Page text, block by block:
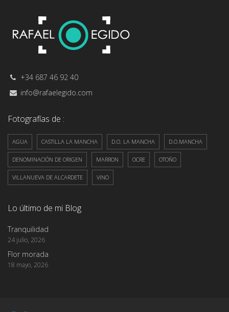
+34 687 46 92 40
info@rafaelegido.com
Fotografías de :
AGUA CASTILLA LA MANCHA D.O. LA MANCHA D.O.MANCHA
DENOMINACIÓN DE ORIGEN MARRON OCRE OTOÑO
VILLANUEVA DE ALCARDETE VINO
Lo último de mi Blog
Tranquilidad
24 julio, 2026
Flor morada
18 mayo, 2026